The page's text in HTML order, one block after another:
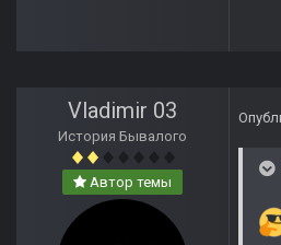
Vladimir 03
История Бывалого
Автор темы